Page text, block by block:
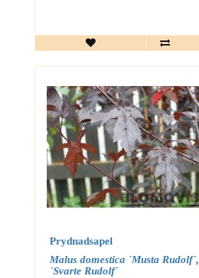
Prydnadsapel
Malus domestica `Musta Rudolf´,
`Svarte Rudolf´